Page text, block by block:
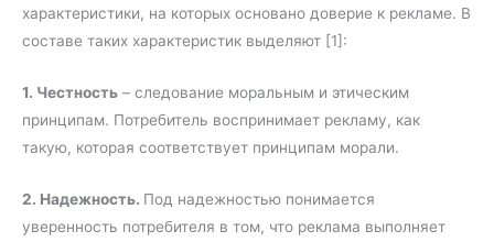
характеристики, на которых основано доверие к рекламе. В
составе таких характеристик выделяют [1]:
1. Честность – следование моральным и этическим
принципам. Потребитель воспринимает рекламу, как
такую, которая соответствует принципам морали.
2. Надежность. Под надежностью понимается
уверенность потребителя в том, что реклама выполняет